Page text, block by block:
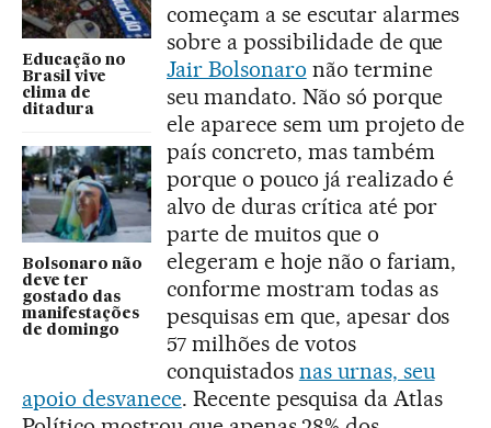
Educação no
Brasil vive
clima de
ditadura
Bolsonaro não
deve ter
gostado das
manifestações
de domingo
começam a se escutar alarmes
sobre a possibilidade de que
Jair Bolsonaro não termine
seu mandato. Não só porque
ele aparece sem um projeto de
país concreto, mas também
porque o pouco já realizado é
alvo de duras crítica até por
parte de muitos que o
elegeram e hoje não o fariam,
conforme mostram todas as
pesquisas em que, apesar dos
57 milhões de votos
conquistados nas urnas, seu
apoio desvanece. Recente pesquisa da Atlas